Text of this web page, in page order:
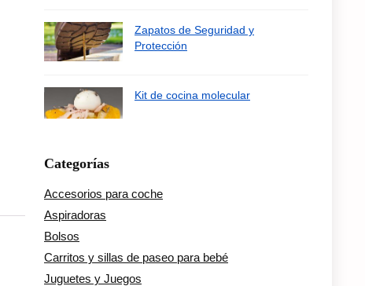
Zapatos de Seguridad y
Protección
Kit de cocina molecular
Categorías
Accesorios para coche
Aspiradoras
Bolsos
Carritos y sillas de paseo para bebé
Juguetes y Juegos